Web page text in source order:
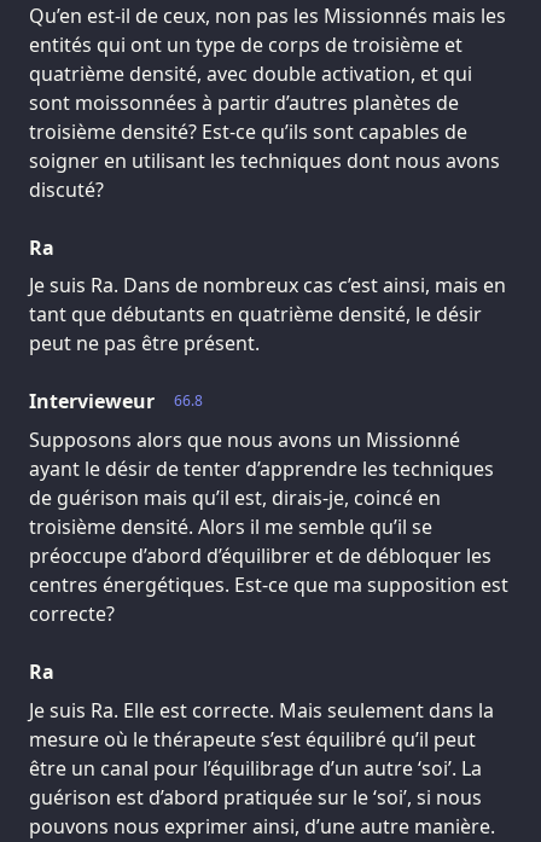
Qu’en est-il de ceux, non pas les Missionnés mais les
entités qui ont un type de corps de troisième et
quatrième densité, avec double activation, et qui
sont moissonnées à partir d’autres planètes de
troisième densité? Est-ce qu’ils sont capables de
soigner en utilisant les techniques dont nous avons
discuté?
Ra
Je suis Ra. Dans de nombreux cas c’est ainsi, mais en
tant que débutants en quatrième densité, le désir
peut ne pas être présent.
66.8
Intervieweur
Supposons alors que nous avons un Missionné
ayant le désir de tenter d’apprendre les techniques
de guérison mais qu’il est, dirais-je, coincé en
troisième densité. Alors il me semble qu’il se
préoccupe d’abord d’équilibrer et de débloquer les
centres énergétiques. Est-ce que ma supposition est
correcte?
Ra
Je suis Ra. Elle est correcte. Mais seulement dans la
mesure où le thérapeute s’est équilibré qu’il peut
être un canal pour l’équilibrage d’un autre ‘soi’. La
guérison est d’abord pratiquée sur le ‘soi’, si nous
pouvons nous exprimer ainsi, d’une autre manière.